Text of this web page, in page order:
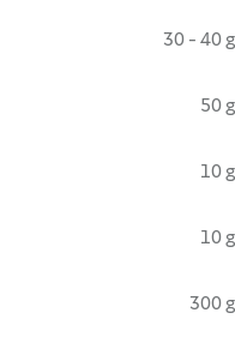
30 - 40 g
50 g
10 g
10 g
300 g